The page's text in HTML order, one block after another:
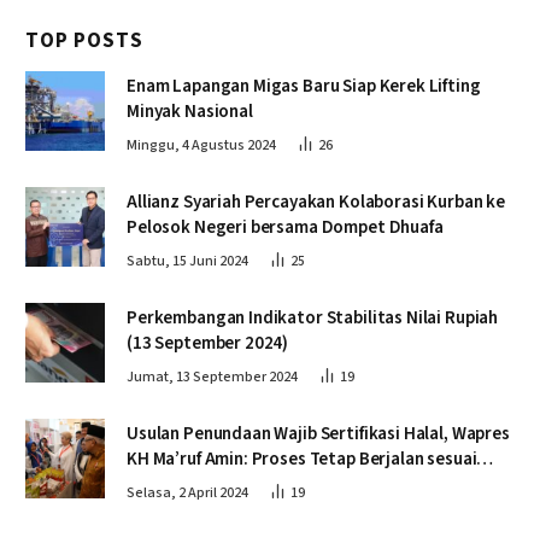
TOP POSTS
Enam Lapangan Migas Baru Siap Kerek Lifting
Minyak Nasional
Minggu, 4 Agustus 2024 26
Allianz Syariah Percayakan Kolaborasi Kurban ke
Pelosok Negeri bersama Dompet Dhuafa
Sabtu, 15 Juni 2024 25
Perkembangan Indikator Stabilitas Nilai Rupiah
(13 September 2024)
Jumat, 13 September 2024 19
Usulan Penundaan Wajib Sertifikasi Halal, Wapres
KH Ma’ruf Amin: Proses Tetap Berjalan sesuai
Penahapan
Selasa, 2 April 2024 19